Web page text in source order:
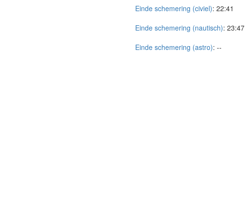
Einde schemering (civiel): 22:41
Einde schemering (nautisch): 23:47
Einde schemering (astro): --